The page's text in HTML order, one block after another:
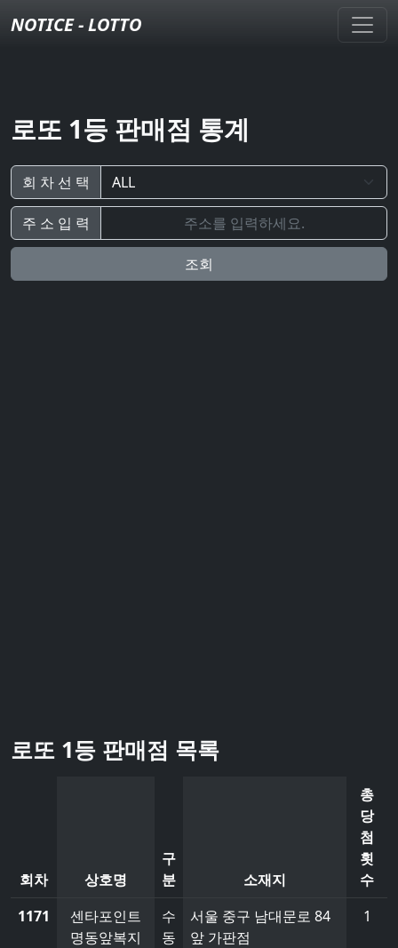
NOTICE - LOTTO
로또 1등 판매점 통계
회 차 선 택
주 소 입 력
조회
로또 1등 판매점 목록
회차 상호명
구
분
소재지
총
당
첨
횟
수
1171
센타포인트
명동앞복지
수
동
서울 중구 남대문로 84
앞 가판점
1